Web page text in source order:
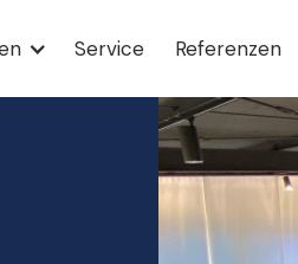
Service Referenzen